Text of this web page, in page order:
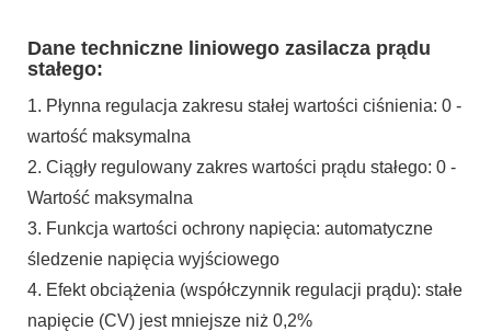
Dane techniczne liniowego zasilacza prądu
stałego:
1. Płynna regulacja zakresu stałej wartości ciśnienia: 0 -
wartość maksymalna
2. Ciągły regulowany zakres wartości prądu stałego: 0 -
Wartość maksymalna
3. Funkcja wartości ochrony napięcia: automatyczne
śledzenie napięcia wyjściowego
4. Efekt obciążenia (współczynnik regulacji prądu): stałe
napięcie (CV) jest mniejsze niż 0,2%